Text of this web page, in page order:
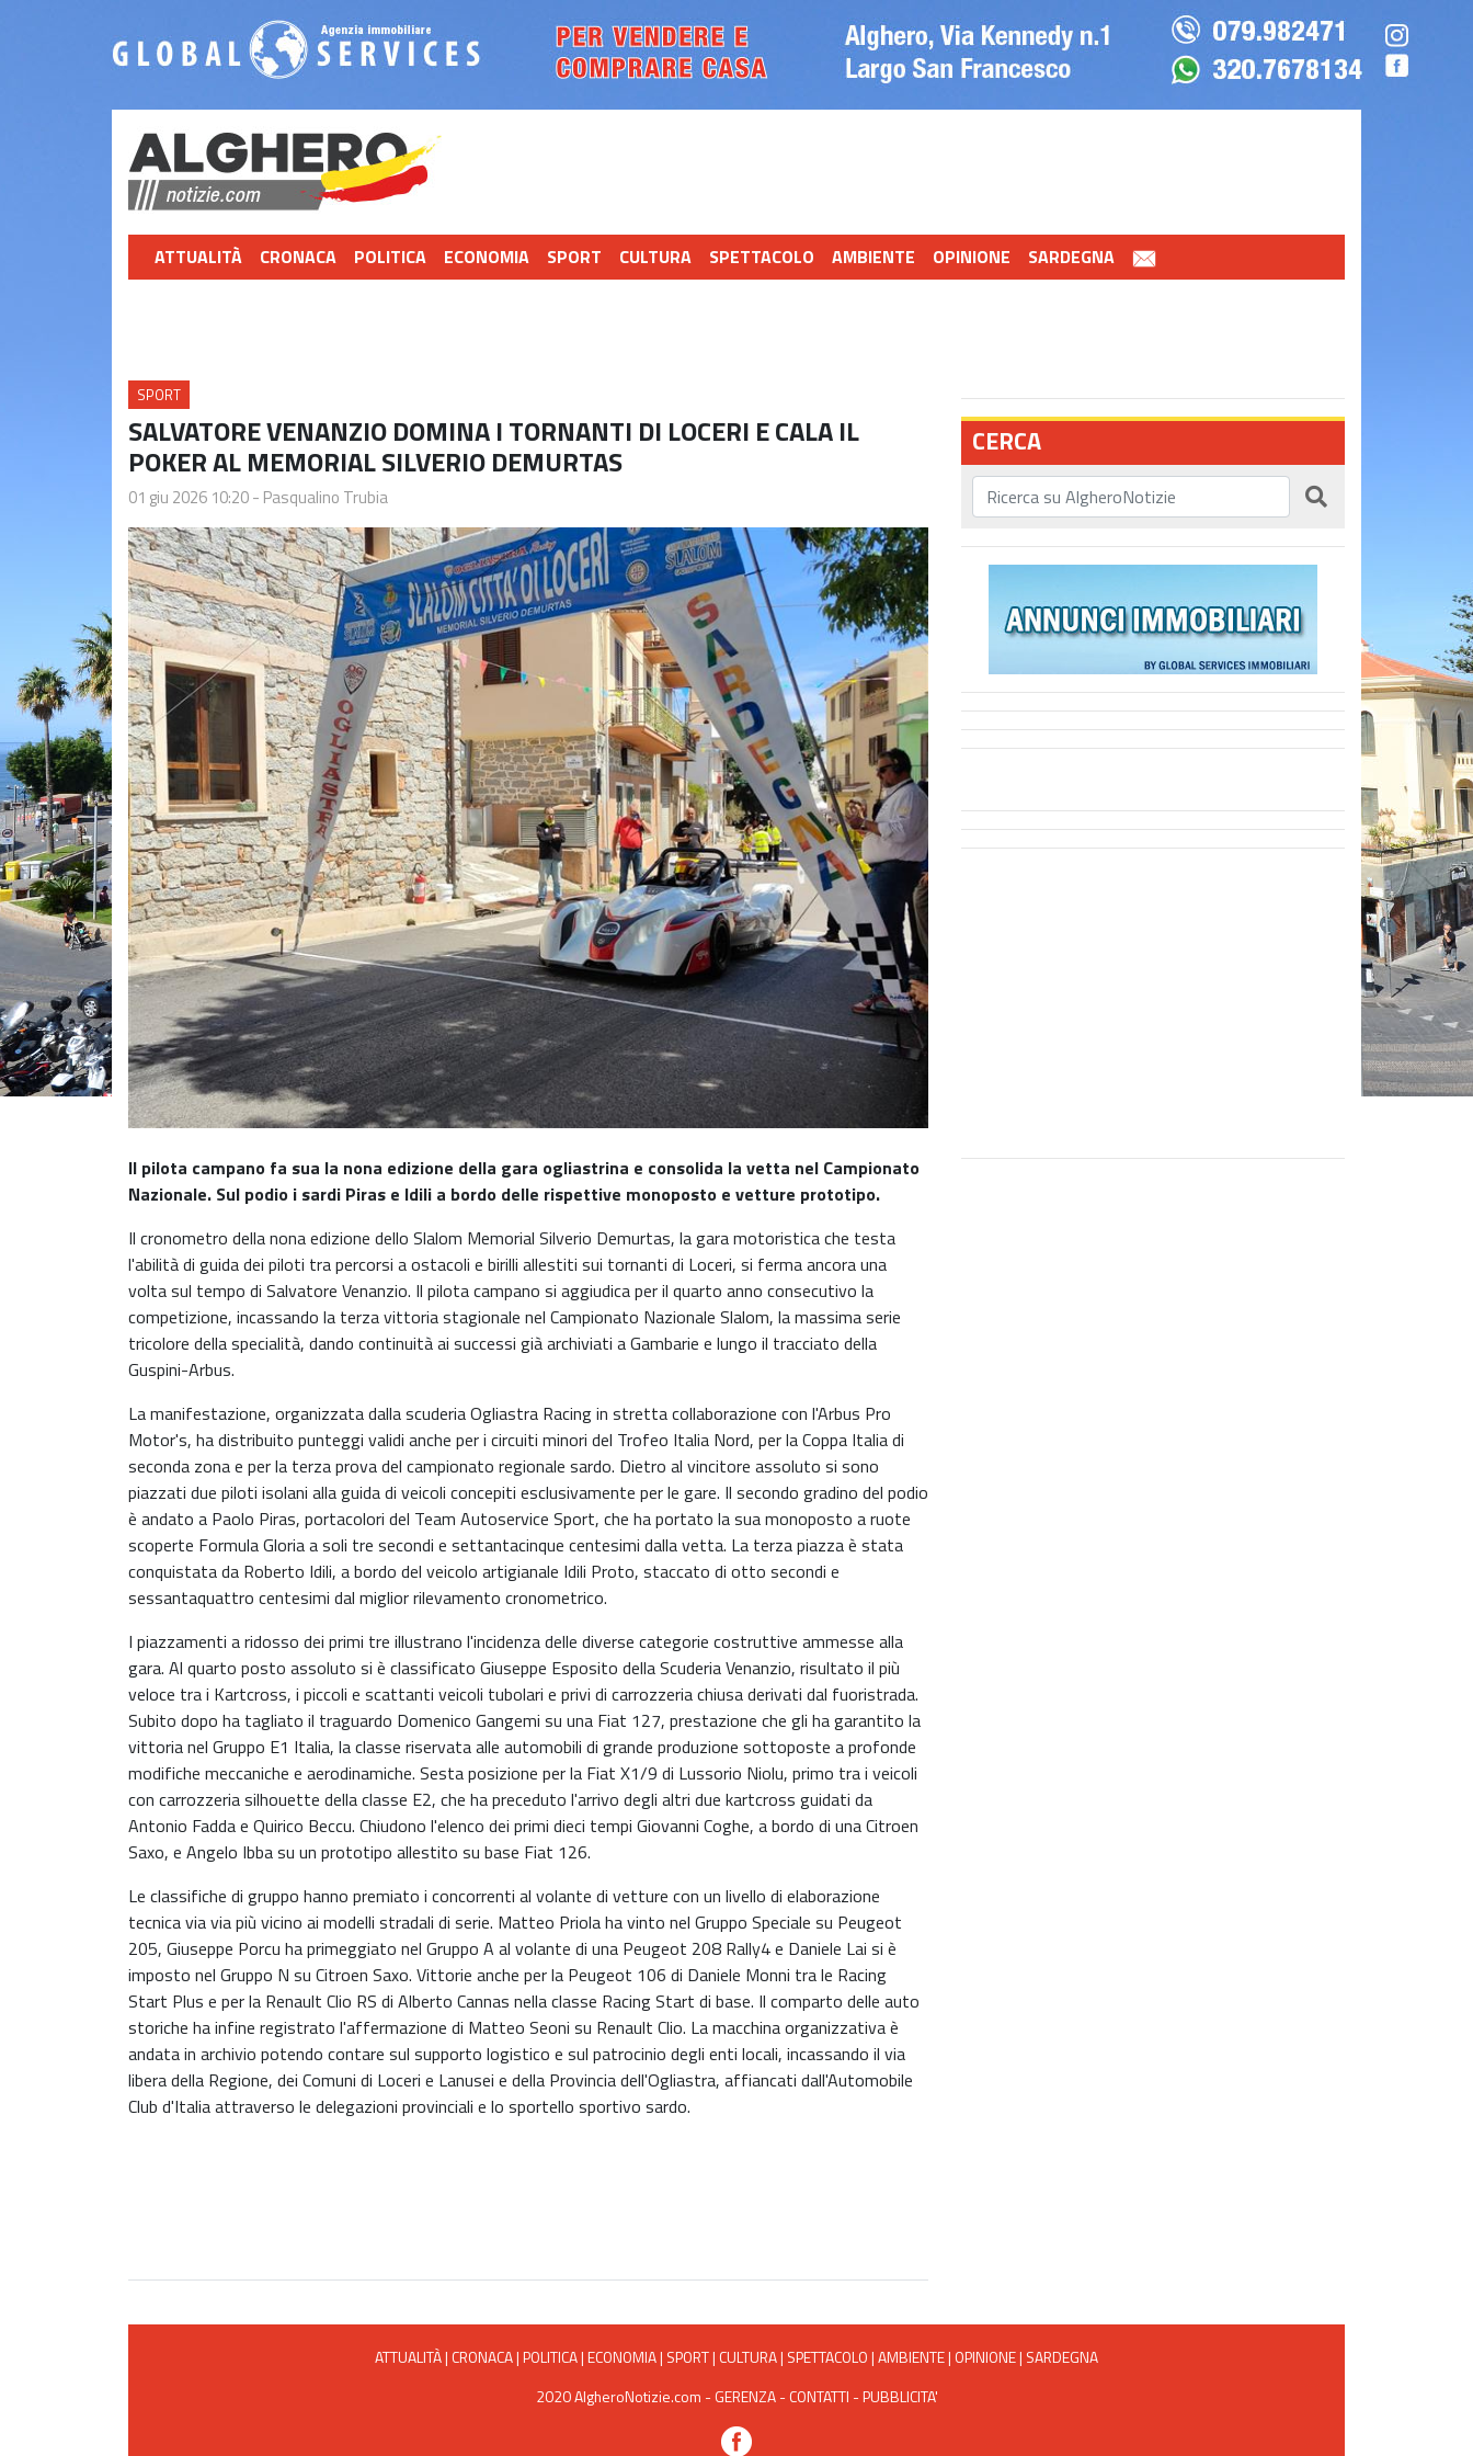
ATTUALITÀ CRONACA POLITICA ECONOMIA SPORT CULTURA SPETTACOLO AMBIENTE OPINIONE SARDEGNA
SPORT
SALVATORE VENANZIO DOMINA I TORNANTI DI LOCERI E CALA IL
POKER AL MEMORIAL SILVERIO DEMURTAS
01 giu 2026 10:20- Pasqualino Trubia
Il pilota campano fa sua la nona edizione della gara ogliastrina e consolida la vetta nel Campionato
Nazionale. Sul podio i sardi Piras e Idili a bordo delle rispettive monoposto e vetture prototipo.
Il cronometro della nona edizione dello Slalom Memorial Silverio Demurtas, la gara motoristica che testa
l'abilità di guida dei piloti tra percorsi a ostacoli e birilli allestiti sui tornanti di Loceri, si ferma ancora una
volta sul tempo di Salvatore Venanzio. Il pilota campano si aggiudica per il quarto anno consecutivo la
competizione, incassando la terza vittoria stagionale nel Campionato Nazionale Slalom, la massima serie
tricolore della specialità, dando continuità ai successi già archiviati a Gambarie e lungo il tracciato della
Guspini-Arbus.
La manifestazione, organizzata dalla scuderia Ogliastra Racing in stretta collaborazione con l'Arbus Pro
Motor's, ha distribuito punteggi validi anche per i circuiti minori del Trofeo Italia Nord, per la Coppa Italia di
seconda zona e per la terza prova del campionato regionale sardo. Dietro al vincitore assoluto si sono
piazzati due piloti isolani alla guida di veicoli concepiti esclusivamente per le gare. Il secondo gradino del podio
è andato a Paolo Piras, portacolori del Team Autoservice Sport, che ha portato la sua monoposto a ruote
scoperte Formula Gloria a soli tre secondi e settantacinque centesimi dalla vetta. La terza piazza è stata
conquistata da Roberto Idili, a bordo del veicolo artigianale Idili Proto, staccato di otto secondi e
sessantaquattro centesimi dal miglior rilevamento cronometrico.
I piazzamenti a ridosso dei primi tre illustrano l'incidenza delle diverse categorie costruttive ammesse alla
gara. Al quarto posto assoluto si è classificato Giuseppe Esposito della Scuderia Venanzio, risultato il più
veloce tra i Kartcross, i piccoli e scattanti veicoli tubolari e privi di carrozzeria chiusa derivati dal fuoristrada.
Subito dopo ha tagliato il traguardo Domenico Gangemi su una Fiat 127, prestazione che gli ha garantito la
vittoria nel Gruppo E1 Italia, la classe riservata alle automobili di grande produzione sottoposte a profonde
modifiche meccaniche e aerodinamiche. Sesta posizione per la Fiat X1/9 di Lussorio Niolu, primo tra i veicoli
con carrozzeria silhouette della classe E2, che ha preceduto l'arrivo degli altri due kartcross guidati da
Antonio Fadda e Quirico Beccu. Chiudono l'elenco dei primi dieci tempi Giovanni Coghe, a bordo di una Citroen
Saxo, e Angelo Ibba su un prototipo allestito su base Fiat 126.
Le classifiche di gruppo hanno premiato i concorrenti al volante di vetture con un livello di elaborazione
tecnica via via più vicino ai modelli stradali di serie. Matteo Priola ha vinto nel Gruppo Speciale su Peugeot
205, Giuseppe Porcu ha primeggiato nel Gruppo A al volante di una Peugeot 208 Rally4 e Daniele Lai si è
imposto nel Gruppo N su Citroen Saxo. Vittorie anche per la Peugeot 106 di Daniele Monni tra le Racing
Start Plus e per la Renault Clio RS di Alberto Cannas nella classe Racing Start di base. Il comparto delle auto
storiche ha infine registrato l'affermazione di Matteo Seoni su Renault Clio. La macchina organizzativa è
andata in archivio potendo contare sul supporto logistico e sul patrocinio degli enti locali, incassando il via
libera della Regione, dei Comuni di Loceri e Lanusei e della Provincia dell'Ogliastra, affiancati dall'Automobile
Club d'Italia attraverso le delegazioni provinciali e lo sportello sportivo sardo.
CERCA
ATTUALITÀ| CRONACA|POLITICA|ECONOMIA| SPORT| CULTURA| SPETTACOLO|AMBIENTE| OPINIONE| SARDEGNA
2020 AlgheroNotizie.com - GERENZA- CONTATTI -PUBBLICITA'